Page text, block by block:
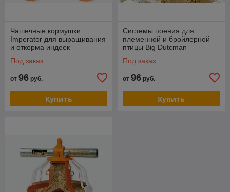
Чашечные кормушки
Imperator для выращивания
и откорма индеек
Под заказ
от 96 руб.
Купить
Системы поения для
племенной и бройлерной
птицы Big Dutcman
Под заказ
от 96 руб.
Купить